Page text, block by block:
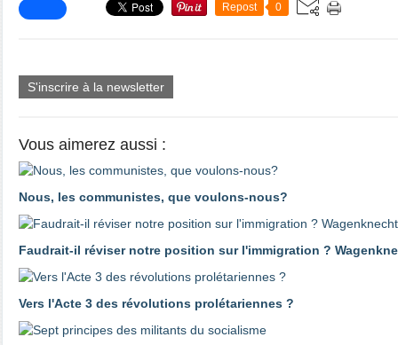
Repost 0
S'inscrire à la newsletter
Vous aimerez aussi :
Nous, les communistes, que voulons-nous?
Faudrait-il réviser notre position sur l'immigration ?
Vers l'Acte 3 des révolutions prolétariennes ?